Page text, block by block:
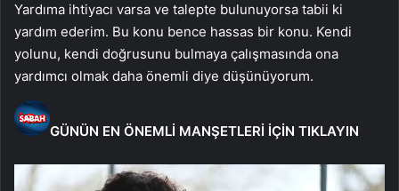
Yardıma ihtiyacı varsa ve talepte bulunuyorsa tabii ki
yardım ederim. Bu konu bence hassas bir konu. Kendi
yolunu, kendi doğrusunu bulmaya çalışmasında ona
yardımcı olmak daha önemli diye düşünüyorum.
GÜNÜN EN ÖNEMLİ MANŞETLERİ İÇİN TIKLAYIN